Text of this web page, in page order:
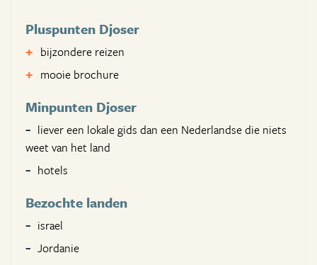
Pluspunten Djoser
bijzondere reizen
mooie brochure
Minpunten Djoser
liever een lokale gids dan een Nederlandse die niets
weet van het land
hotels
Bezochte landen
israel
Jordanie